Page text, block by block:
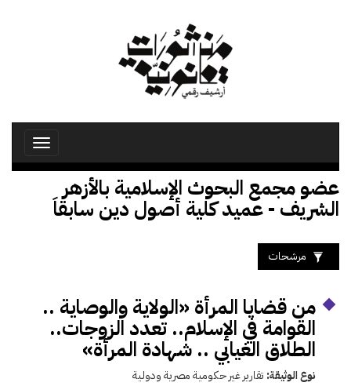
Toggle
عضو مجمع البحوث الإسلامية بالأزهر
الشريف - عميد كلية أصول دين سابقاَ
مرشحات
من قضايا المرأة «الولاية والوصاية ..
القوامة في الإسلام.. تعدد الزوجات..
الطلاق الغيابي .. شهادة المرأة»
نوع الوثيقة: تقارير غير حكومية مصرية ودولية